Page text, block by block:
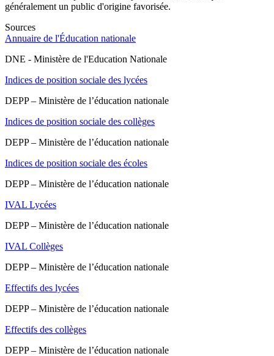
généralement un public d'origine favorisée.
Sources
Annuaire de l'Éducation nationale
DNE - Ministère de l'Education Nationale
Indices de position sociale des lycées
DEPP – Ministère de l’éducation nationale
Indices de position sociale des collèges
DEPP – Ministère de l’éducation nationale
Indices de position sociale des écoles
DEPP – Ministère de l’éducation nationale
IVAL Lycées
DEPP – Ministère de l’éducation nationale
IVAL Collèges
DEPP – Ministère de l’éducation nationale
Effectifs des lycées
DEPP – Ministère de l’éducation nationale
Effectifs des collèges
DEPP – Ministère de l’éducation nationale